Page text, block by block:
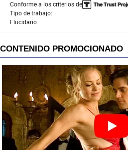
Conforme a los criterios de
Tipo de trabajo:
Elucidario